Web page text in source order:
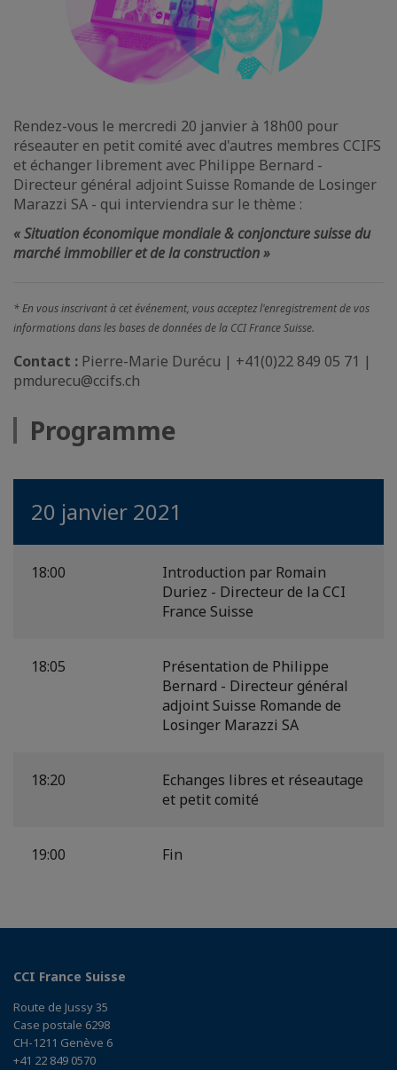
Rendez-vous le mercredi 20 janvier à 18h00 pour
réseauter en petit comité avec d'autres membres CCIFS
et échanger librement avec Philippe Bernard -
Directeur général adjoint Suisse Romande de Losinger
Marazzi SA - qui interviendra sur le thème :
« Situation économique mondiale & conjoncture suisse du
marché immobilier et de la construction »
* En vous inscrivant à cet événement, vous acceptez l'enregistrement de vos
informations dans les bases de données de la CCI France Suisse.
Contact : Pierre-Marie Durécu | +41(0)22 849 05 71 |
pmdurecu@ccifs.ch
Programme
20 janvier 2021
18:00
Introduction par Romain
Duriez - Directeur de la CCI
France Suisse
18:05
Présentation de Philippe
Bernard - Directeur général
adjoint Suisse Romande de
Losinger Marazzi SA
18:20
Echanges libres et réseautage
et petit comité
19:00 Fin
CCI France Suisse
Route de Jussy 35
Case postale 6298
CH-1211 Genève 6
+41 22 849 0570